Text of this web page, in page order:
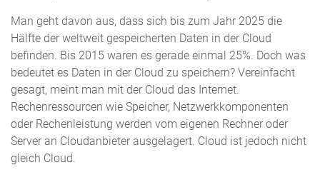
Man geht davon aus, dass sich bis zum Jahr 2025 die
Hälfte der weltweit gespeicherten Daten in der Cloud
befinden. Bis 2015 waren es gerade einmal 25%. Doch was
bedeutet es Daten in der Cloud zu speichern? Vereinfacht
gesagt, meint man mit der Cloud das Internet.
Rechenressourcen wie Speicher, Netzwerkkomponenten
oder Rechenleistung werden vom eigenen Rechner oder
Server an Cloudanbieter ausgelagert. Cloud ist jedoch nicht
gleich Cloud.